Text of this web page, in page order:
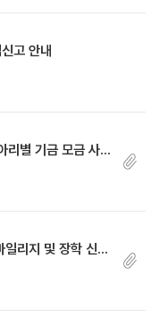
고 안내
<2차 안내> 학과/부 및 중앙 동아리별 기금 모금 사업 지원 안내
2026-1학기 비교과 교육과정 마일리지 및 장학 신청 안내